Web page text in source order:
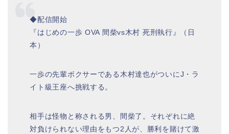
◆配信開始
『はじめの一歩 OVA 間柴vs木村 死刑執行』（日
本）
一歩の先輩ボクサーである木村達也がついにJ・ラ
イト級王座へ挑戦する。
相手は怪物と称される男、間柴了。それぞれに絶
対負けられない理由をもつ2人が、勝利を賭けて激